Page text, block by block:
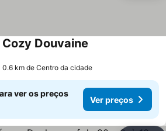
Douvaine
0.6 km de Centro da cidade
ver os preços
Ver preços